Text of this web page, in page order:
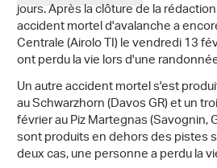
jours. Après la clôture de la
accident mortel d'avalanche a
Centrale (Airolo TI) le vendredi 13
ont perdu la vie lors d'une
Un autre accident mortel s'est
au Schwarzhorn (Davos GR) et un
février au Piz Martegnas (Savognin,
sont produits en dehors des pistes
deux cas, une personne a perdu la